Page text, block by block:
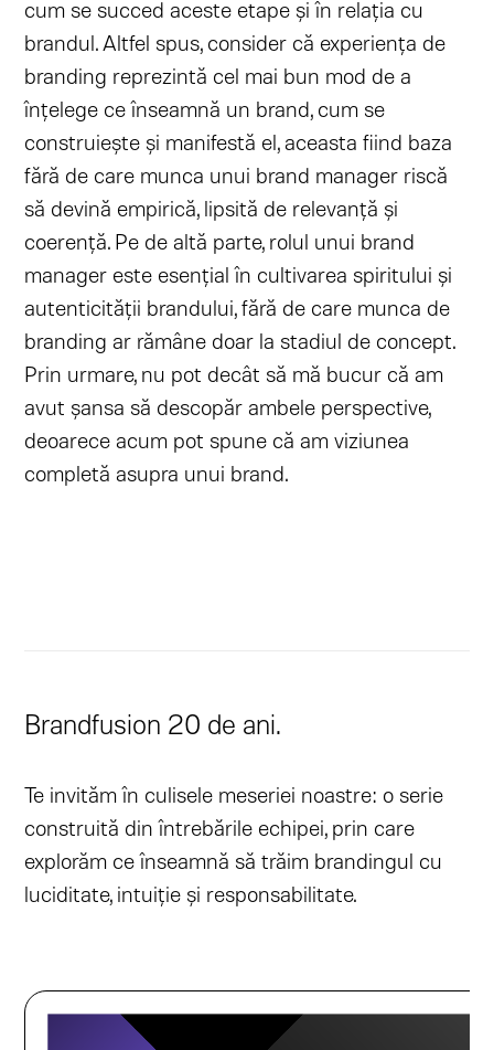
cum se succed aceste etape și în relația cu
brandul. Altfel spus, consider că experiența de
branding reprezintă cel mai bun mod de a
înțelege ce înseamnă un brand, cum se
construiește și manifestă el, aceasta fiind baza
fără de care munca unui brand manager riscă
să devină empirică, lipsită de relevanță și
coerență. Pe de altă parte, rolul unui brand
manager este esențial în cultivarea spiritului și
autenticității brandului, fără de care munca de
branding ar rămâne doar la stadiul de concept.
Prin urmare, nu pot decât să mă bucur că am
avut șansa să descopăr ambele perspective,
deoarece acum pot spune că am viziunea
completă asupra unui brand.
Brandfusion 20 de ani.
Te invităm în culisele meseriei noastre: o serie
construită din întrebările echipei, prin care
explorăm ce înseamnă să trăim brandingul cu
luciditate, intuiție și responsabilitate.